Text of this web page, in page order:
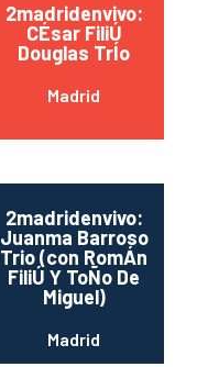
2madridenvivo:
CÉsar FiliÚ
Douglas TrÍo
Madrid
2madridenvivo:
Juanma Barroso
Trio (con RomÁn
FiliÚ Y ToÑo De
Miguel)
Madrid